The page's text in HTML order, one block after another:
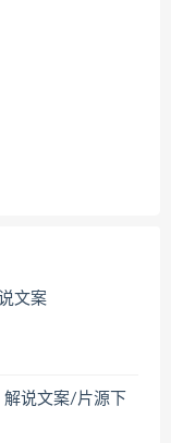
文案
解说文案/片源下